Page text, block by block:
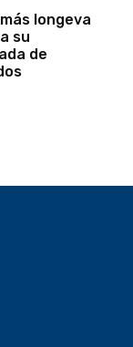
longeva
su
de